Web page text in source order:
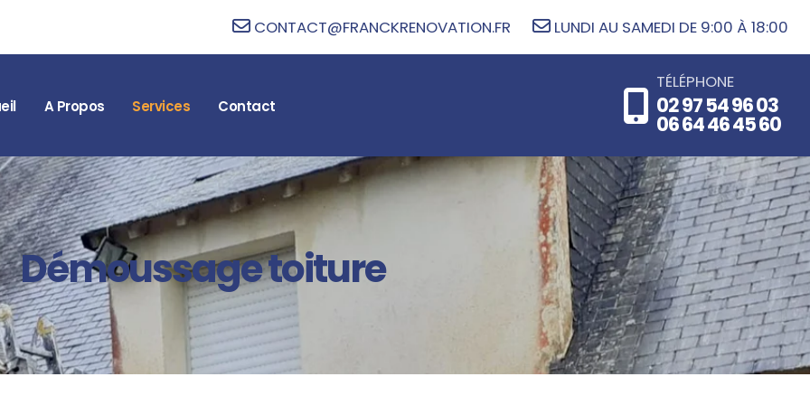
CONTACT@FRANCKRENOVATION.FR LUNDI AU SAMEDI DE 9:00 À 18:00
A Propos Services Contact
TÉLÉPHONE
02 97 54 96 03
06 64 46 45 60
Démoussage toiture